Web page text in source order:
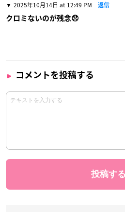
2025年10月14日 at 12:49 PM 返信
クロミないのが残念😞
コメントを投稿する